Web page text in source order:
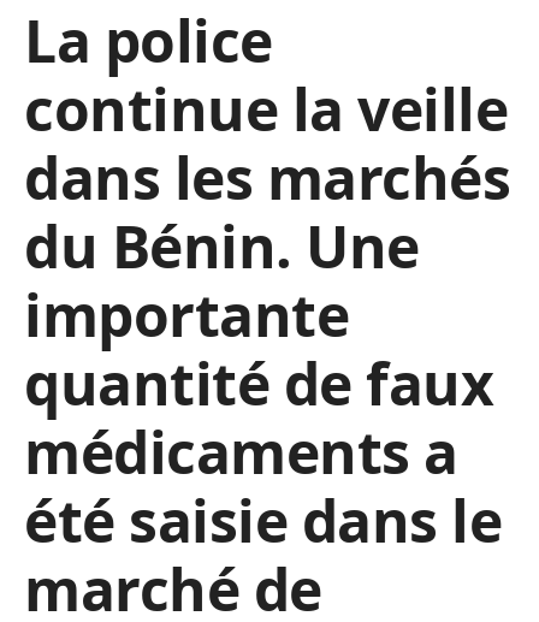
La police
continue la veille
dans les marchés
du Bénin. Une
importante
quantité de faux
médicaments a
été saisie dans le
marché de